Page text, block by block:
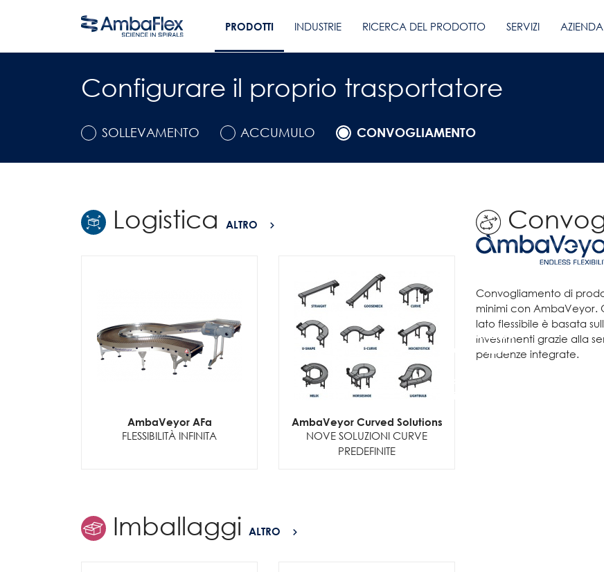
PRODOTTI INDUSTRIE RICERCA DEL PRODOTTO SERVIZI AZIENDA
Configurare il proprio trasportatore
SOLLEVAMENTO ACCUMULO CONVOGLIAMENTO
Convogliamento di
minimi con AmbaVeyor.
lato flessibile è basata
investimenti grazie alla
pendenze integrate.
Per visualizzare
questo video
Logistica ALTRO
AmbaVeyor AFa
FLESSIBILITÀ INFINITA
AmbaVeyor Curved Solutions
NOVE SOLUZIONI CURVE
PREDEFINITE
Imballaggi ALTRO